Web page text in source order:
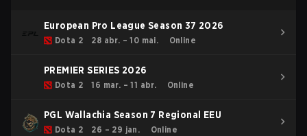
European Pro League Season 37 2026
Dota 2 28 abr. – 10 mai. Online
PREMIER SERIES 2026
Dota 2 16 mar. – 11 abr. Online
PGL Wallachia Season 7 Regional EEU
Dota 2 26 – 29 jan. Online